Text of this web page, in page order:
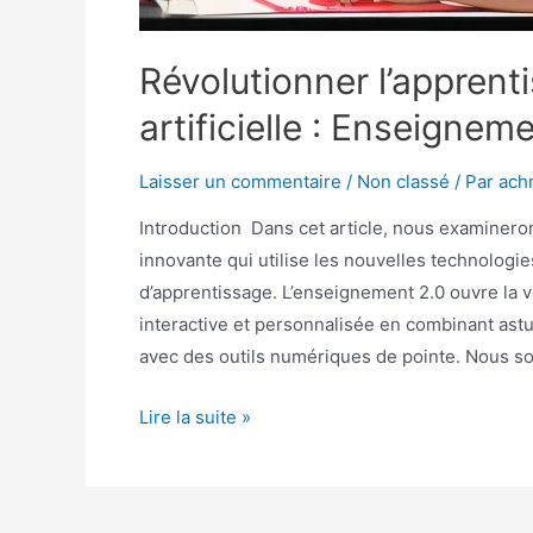
Révolutionner
artificielle :
Laisser un commentaire / Non classé / Par
Introduction Dans cet article, nous
innovante qui utilise les nouvelles
d’apprentissage. L’enseignement 2.0 ouvre
interactive et personnalisée en combinant
avec des outils numériques de pointe. Nous
Lire la suite »